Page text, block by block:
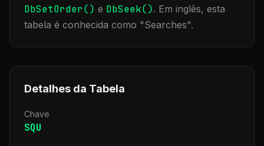
DbSetOrder() e DbSeek(). Em inglês, esta
tabela é conhecida como "Searches".
Detalhes da Tabela
Chave
SQU